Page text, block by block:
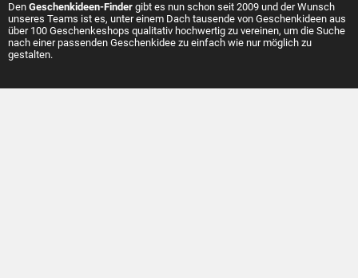
Den Geschenkideen-Finder gibt es nun schon seit 2009 und der Wunsch
unseres Teams ist es, unter einem Dach tausende von Geschenkideen aus
über 100 Geschenkeshops qualitativ hochwertig zu vereinen, um die Suche
nach einer passenden Geschenkidee zu einfach wie nur möglich zu
gestalten.